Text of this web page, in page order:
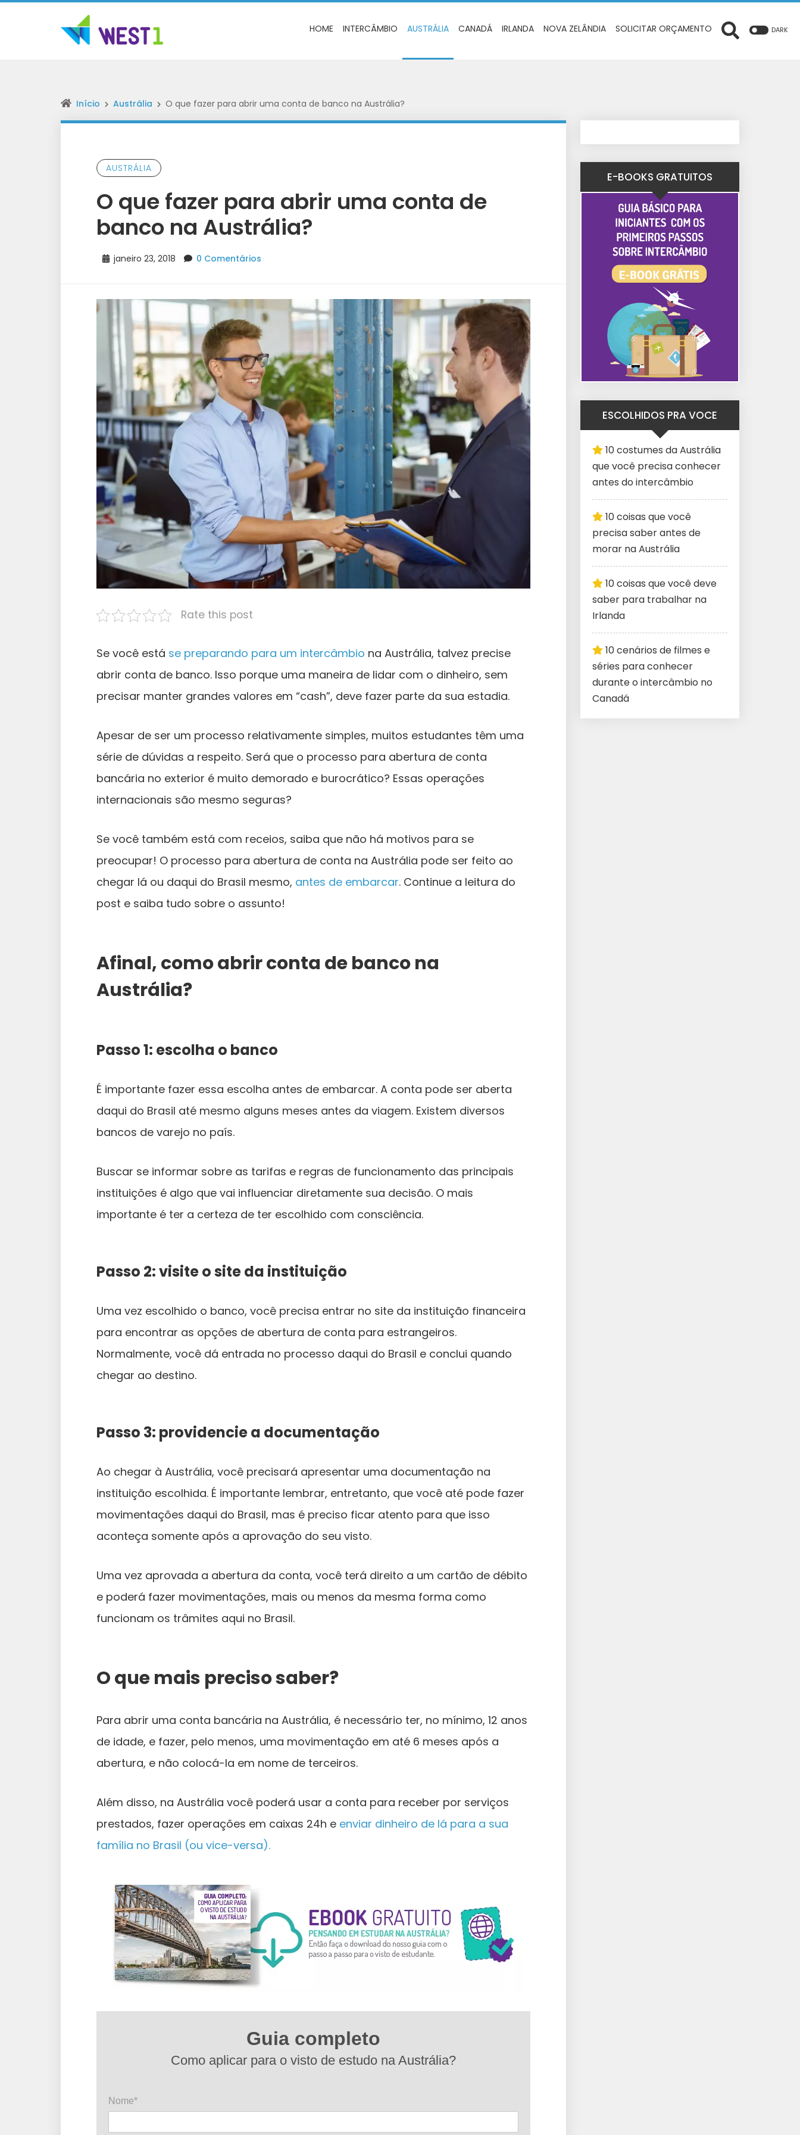
HOME INTERCÂMBIO AUSTRÁLIA CANADÁ IRLANDA NOVA ZELÂNDIA SOLICITAR ORÇAMENTO DARK
Início Austrália O que fazer para abrir uma conta de banco na Austrália?
AUSTRÁLIA
O que fazer para abrir uma conta de
banco na Austrália?
janeiro 23, 2018 0 Comentários
Rate this post
Se você está se preparando para um intercâmbio na Austrália, talvez precise
abrir conta de banco. Isso porque uma maneira de lidar com o dinheiro, sem
precisar manter grandes valores em “cash”, deve fazer parte da sua estadia.
Apesar de ser um processo relativamente simples, muitos estudantes têm uma
série de dúvidas a respeito. Será que o processo para abertura de conta
bancária no exterior é muito demorado e burocrático? Essas operações
internacionais são mesmo seguras?
Se você também está com receios, saiba que não há motivos para se
preocupar! O processo para abertura de conta na Austrália pode ser feito ao
chegar lá ou daqui do Brasil mesmo, antes de embarcar. Continue a leitura do
post e saiba tudo sobre o assunto!
Afinal, como abrir conta de banco na
Austrália?
Passo 1: escolha o banco
É importante fazer essa escolha antes de embarcar. A conta pode ser aberta
daqui do Brasil até mesmo alguns meses antes da viagem. Existem diversos
bancos de varejo no país.
Buscar se informar sobre as tarifas e regras de funcionamento das principais
instituições é algo que vai influenciar diretamente sua decisão. O mais
importante é ter a certeza de ter escolhido com consciência.
Passo 2: visite o site da instituição
Uma vez escolhido o banco, você precisa entrar no site da instituição financeira
para encontrar as opções de abertura de conta para estrangeiros.
Normalmente, você dá entrada no processo daqui do Brasil e conclui quando
chegar ao destino.
Passo 3: providencie a documentação
Ao chegar à Austrália, você precisará apresentar uma documentação na
instituição escolhida. É importante lembrar, entretanto, que você até pode fazer
movimentações daqui do Brasil, mas é preciso ficar atento para que isso
aconteça somente após a aprovação do seu visto.
Uma vez aprovada a abertura da conta, você terá direito a um cartão de débito
e poderá fazer movimentações, mais ou menos da mesma forma como
funcionam os trâmites aqui no Brasil.
O que mais preciso saber?
Para abrir uma conta bancária na Austrália, é necessário ter, no mínimo, 12 anos
de idade, e fazer, pelo menos, uma movimentação em até 6 meses após a
abertura, e não colocá-la em nome de terceiros.
Além disso, na Austrália você poderá usar a conta para receber por serviços
prestados, fazer operações em caixas 24h e enviar dinheiro de lá para a sua
família no Brasil (ou vice-versa).
Guia completo
Como aplicar para o visto de estudo na Austrália?
Nome*
E-BOOKS GRATUITOS
ESCOLHIDOS PRA VOCE
10 costumes da Austrália
que você precisa conhecer
antes do intercâmbio
10 coisas que você
precisa saber antes de
morar na Austrália
10 coisas que você deve
saber para trabalhar na
Irlanda
10 cenários de filmes e
séries para conhecer
durante o intercâmbio no
Canadá